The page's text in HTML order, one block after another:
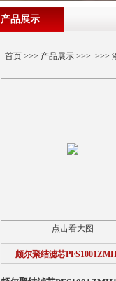
产品展示
首页>>> 产品展示>>> >>>
点击看大图
颇尔聚结滤芯